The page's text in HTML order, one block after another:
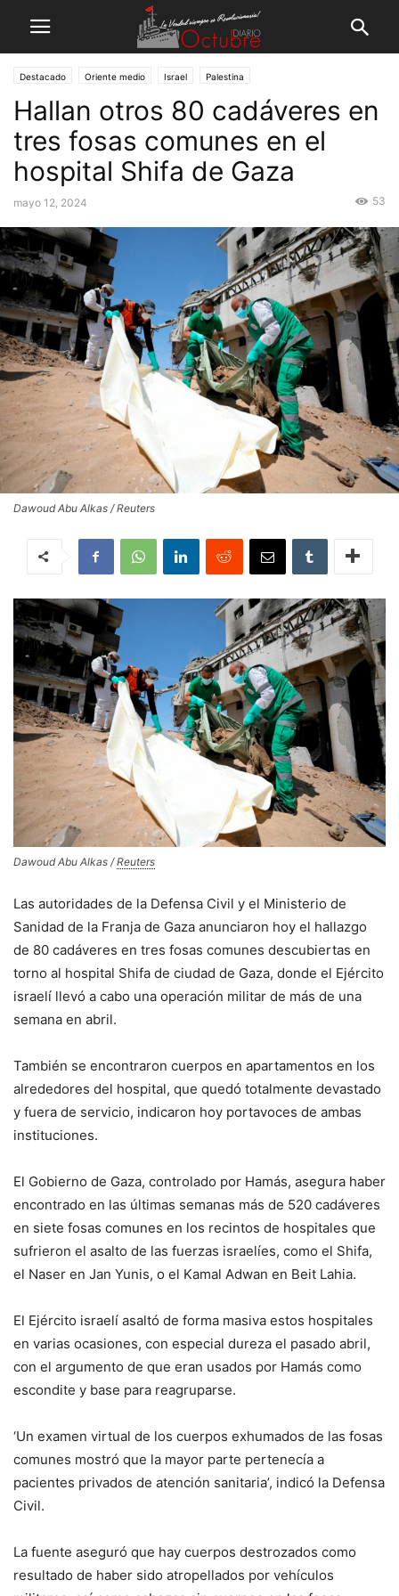
Destacado Oriente medio Israel Palestina
Hallan otros 80 cadáveres en
tres fosas comunes en el
hospital Shifa de Gaza
mayo 12, 2024 53
Dawoud Abu Alkas / Reuters
Dawoud Abu Alkas /Reuters
Las autoridades de la Defensa Civil y el Ministerio de
Sanidad de la Franja de Gaza anunciaron hoy el hallazgo
de 80 cadáveres en tres fosas comunes descubiertas en
torno al hospital Shifa de ciudad de Gaza, donde el Ejército
israelí llevó a cabo una operación militar de más de una
semana en abril.
También se encontraron cuerpos en apartamentos en los
alrededores del hospital, que quedó totalmente devastado
y fuera de servicio, indicaron hoy portavoces de ambas
instituciones.
El Gobierno de Gaza, controlado por Hamás, asegura haber
encontrado en las últimas semanas más de 520 cadáveres
en siete fosas comunes en los recintos de hospitales que
sufrieron el asalto de las fuerzas israelíes, como el Shifa,
el Naser en Jan Yunis, o el Kamal Adwan en Beit Lahia.
El Ejército israelí asaltó de forma masiva estos hospitales
en varias ocasiones, con especial dureza el pasado abril,
con el argumento de que eran usados por Hamás como
escondite y base para reagruparse.
‘Un examen virtual de los cuerpos exhumados de las fosas
comunes mostró que la mayor parte pertenecía a
pacientes privados de atención sanitaria’, indicó la Defensa
Civil.
La fuente aseguró que hay cuerpos destrozados como
resultado de haber sido atropellados por vehículos